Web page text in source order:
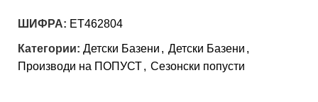
ШИФРА: ET462804
Категории: Детски Базени , Детски Базени ,
Производи на ПОПУСТ, Сезонски попусти